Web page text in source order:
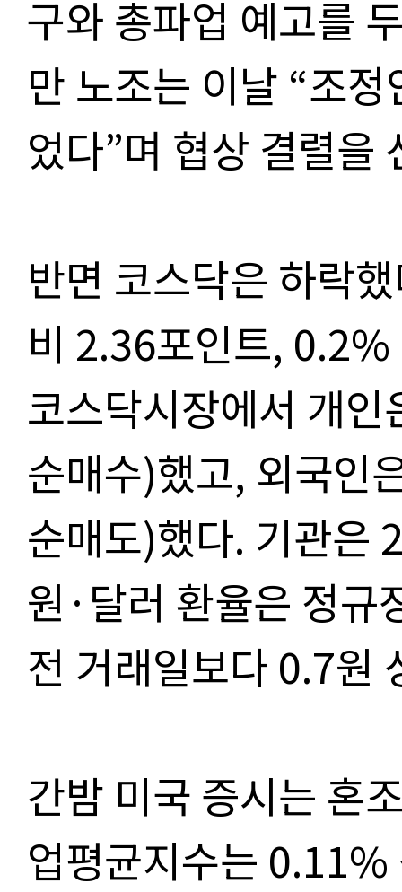
구와 총파업 예고를
만 노조는 이날 “조
었다”며 협상 결렬을
반면 코스닥은 하락
비 2.36포인트,
코스닥시장에서 개
순매수)했고, 외국인
순매도)했다. 기관은
원·달러 환율은 정
전 거래일보다 0.7원
간밤 미국 증시는 혼
업평균지수는